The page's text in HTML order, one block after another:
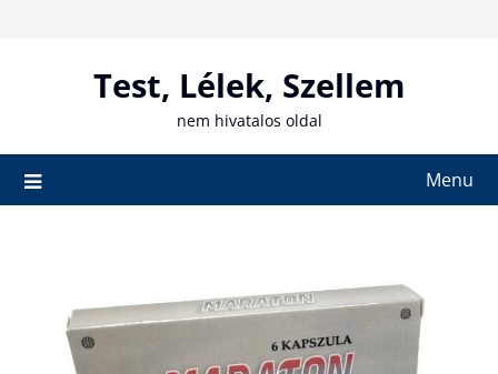
Test, Lélek, Szellem
nem hivatalos oldal
Menu